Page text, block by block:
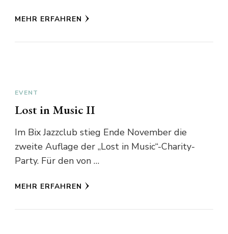
MEHR ERFAHREN
EVENT
Lost in Music II
Im Bix Jazzclub stieg Ende November die
zweite Auflage der „Lost in Music“-Charity-
Party. Für den von …
MEHR ERFAHREN